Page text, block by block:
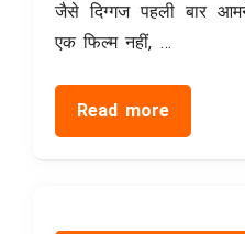
जैसे दिग्गज पहली बार
एक फिल्म नहीं, …
Read more